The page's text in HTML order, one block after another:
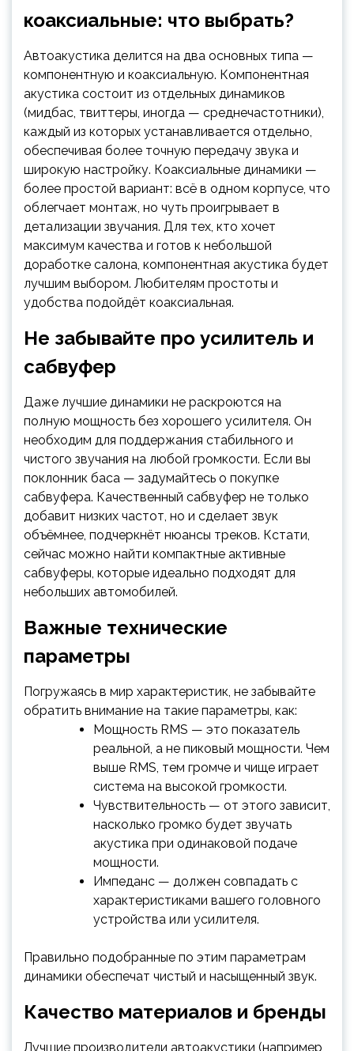
коаксиальные: что выбрать?
Автоакустика делится на два основных типа —
компонентную и коаксиальную. Компонентная
акустика состоит из отдельных динамиков
(мидбас, твиттеры, иногда — среднечастотники),
каждый из которых устанавливается отдельно,
обеспечивая более точную передачу звука и
широкую настройку. Коаксиальные динамики —
более простой вариант: всё в одном корпусе, что
облегчает монтаж, но чуть проигрывает в
детализации звучания. Для тех, кто хочет
максимум качества и готов к небольшой
доработке салона, компонентная акустика будет
лучшим выбором. Любителям простоты и
удобства подойдёт коаксиальная.
Не забывайте про усилитель и
сабвуфер
Даже лучшие динамики не раскроются на
полную мощность без хорошего усилителя. Он
необходим для поддержания стабильного и
чистого звучания на любой громкости. Если вы
поклонник баса — задумайтесь о покупке
сабвуфера. Качественный сабвуфер не только
добавит низких частот, но и сделает звук
объёмнее, подчеркнёт нюансы треков. Кстати,
сейчас можно найти компактные активные
сабвуферы, которые идеально подходят для
небольших автомобилей.
Важные технические
параметры
Погружаясь в мир характеристик, не забывайте
обратить внимание на такие параметры, как:
Мощность RMS — это показатель
реальной, а не пиковый мощности. Чем
выше RMS, тем громче и чище играет
система на высокой громкости.
Чувствительность — от этого зависит,
насколько громко будет звучать
акустика при одинаковой подаче
мощности.
Импеданс — должен совпадать с
характеристиками вашего головного
устройства или усилителя.
Правильно подобранные по этим параметрам
динамики обеспечат чистый и насыщенный звук.
Качество материалов и бренды
Лучшие производители автоакустики (например,